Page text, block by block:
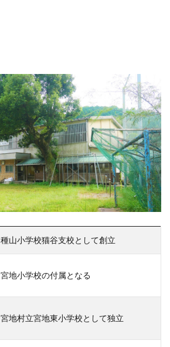
種山小学校猫谷支校として創立
宮地小学校の付属となる
宮地村立宮地東小学校として独立